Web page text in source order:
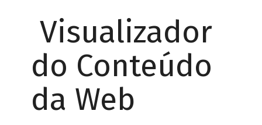
Visualizador
do Conteúdo
da Web